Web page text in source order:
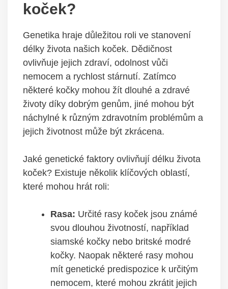
koček?
Genetika hraje důležitou roli ve stanovení
délky života našich koček. Dědičnost
ovlivňuje jejich zdraví, odolnost vůči
nemocem a rychlost stárnutí. Zatímco
některé kočky mohou žít dlouhé a zdravé
životy díky dobrým genům, jiné mohou být
náchylné k různým zdravotním problémům a
jejich životnost může být zkrácena.
Jaké genetické faktory ovlivňují délku života
koček? Existuje několik klíčových oblastí,
které mohou hrát roli:
Rasa: Určité rasy koček jsou známé
svou dlouhou životností, například
siamské kočky nebo britské modré
kočky. Naopak některé rasy mohou
mít genetické predispozice k určitým
nemocem, které mohou zkrátit jejich